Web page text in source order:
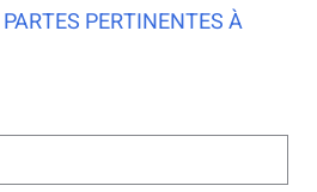
PERTINENTES À